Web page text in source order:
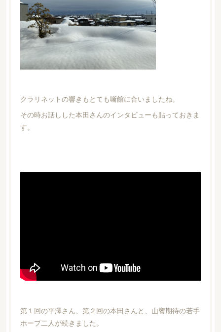
クラリネットの響きもとても噺館に合いましたね。
その時お話しした本田さんのインタビューも貼っておきま
す。
第１回の平澤さん、第２回の本田さんと、山響期待の若手
ホープ二人が続きました。